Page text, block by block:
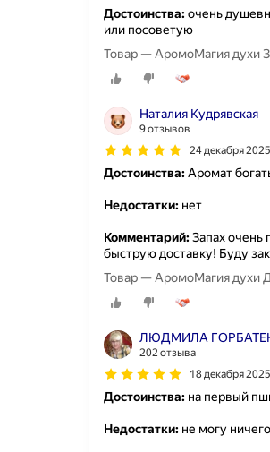
Достоинства:очень
или посоветую
Товар — АромоМагия духи
Наталия Кудрявская
9 отзывов
24 декабря 2025
Достоинства:Аромат
Недостатки: нет
Комментарий:Запах очень
быструю доставку! Буду
Товар — АромоМагия духи
ЛЮДМИЛА
202 отзыва
18 декабря 2025
Достоинства: на первый
Недостатки: не могу